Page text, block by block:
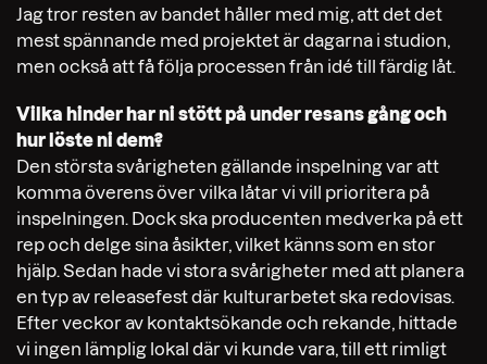
Jag tror resten av bandet håller med mig, att det det
mest spännande med projektet är dagarna i studion,
men också att få följa processen från idé till färdig låt.
Vilka hinder har ni stött på under resans gång och
hur löste ni dem?
Den största svårigheten gällande inspelning var att
komma överens över vilka låtar vi vill prioritera på
inspelningen. Dock ska producenten medverka på ett
rep och delge sina åsikter, vilket känns som en stor
hjälp. Sedan hade vi stora svårigheter med att planera
en typ av releasefest där kulturarbetet ska redovisas.
Efter veckor av kontaktsökande och rekande, hittade
vi ingen lämplig lokal där vi kunde vara, till ett rimligt